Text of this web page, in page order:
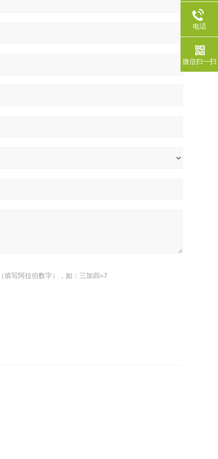
填写阿拉伯数字），如：三加四=7
电话
微信扫一扫